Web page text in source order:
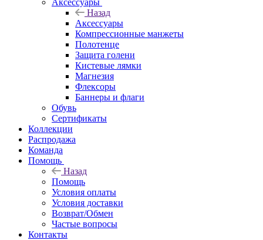
Аксессуары
Назад
Аксессуары
Компрессионные манжеты
Полотенце
Защита голени
Кистевые лямки
Магнезия
Флексоры
Баннеры и флаги
Обувь
Сертификаты
Коллекции
Распродажа
Команда
Помощь
Назад
Помощь
Условия оплаты
Условия доставки
Возврат/Обмен
Частые вопросы
Контакты